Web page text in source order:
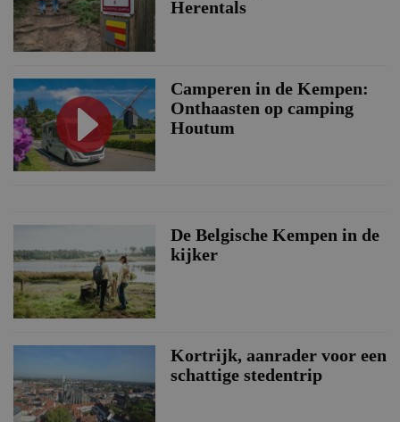
Herentals
Camperen in de Kempen:
Onthaasten op camping
Houtum
De Belgische Kempen in de
kijker
Kortrijk, aanrader voor een
schattige stedentrip